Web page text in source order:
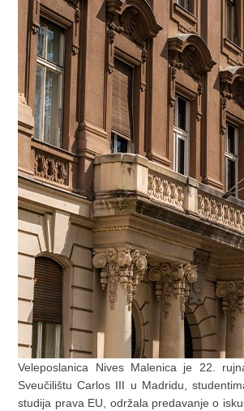
Veleposlanica Nives Malenica je 22.
Sveučilištu Carlos III u Madridu,
studija prava EU, održala predavanje o